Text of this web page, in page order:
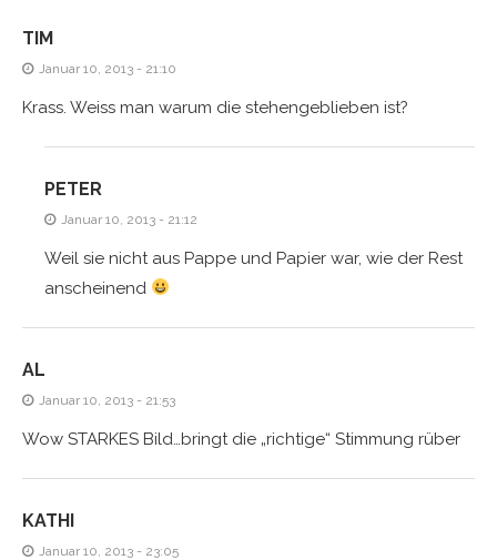
TIM
Januar 10, 2013 - 21:10
Krass. Weiss man warum die stehengeblieben ist?
PETER
Januar 10, 2013 - 21:12
Weil sie nicht aus Pappe und Papier war, wie der Rest
anscheinend
AL
Januar 10, 2013 - 21:53
Wow STARKES Bild…bringt die „richtige“ Stimmung rüber
KATHI
Januar 10, 2013 - 23:05